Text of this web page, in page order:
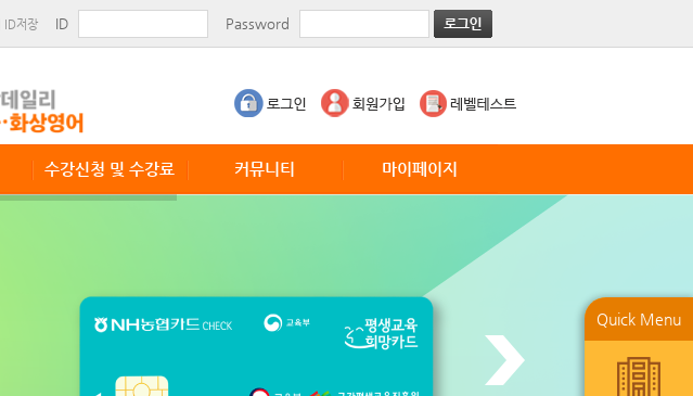
ID저장 ID Password
수강신청 및 수강료 커뮤니티
VOA Education
VOA Entertainment
마이페이지
1:1강사게시판
수강내역
Quick Menu